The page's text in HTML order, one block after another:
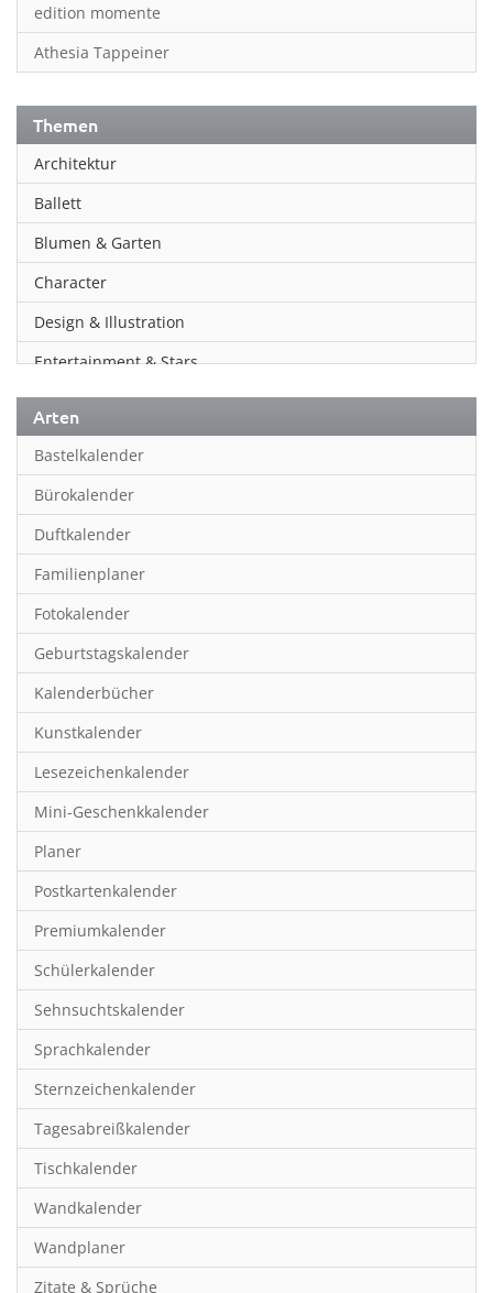
edition momente
Athesia Tappeiner
Themen
Architektur
Ballett
Blumen & Garten
Character
Design & Illustration
Entertainment & Stars
Erotik
Essen & Trinken
Familienplaner
Fantasy
Film
Fotokunst
Frauen
Fußball
Gaming
Geburtstagskalender
Geschichte
Hobby & Basteln
Humor & Cartoon
Inspiration & Entspannung
Inspiration & Spiritualität
Kinderkalender
Kunst
Länder & Städte
Landschaft & Natur
Lifestyle
Literatur
Manga & Animé
Neutrale Kalender
Arten
Bastelkalender
Bürokalender
Duftkalender
Familienplaner
Fotokalender
Geburtstagskalender
Kalenderbücher
Kunstkalender
Lesezeichenkalender
Mini-Geschenkkalender
Planer
Postkartenkalender
Premiumkalender
Schülerkalender
Sehnsuchtskalender
Sprachkalender
Sternzeichenkalender
Tagesabreißkalender
Tischkalender
Wandkalender
Wandplaner
Zitate & Sprüche